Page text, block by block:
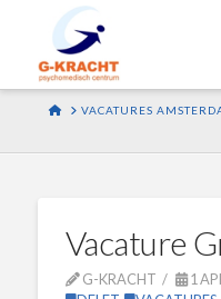
HOMEVACATURES
Vacature
G-KRACHT
1